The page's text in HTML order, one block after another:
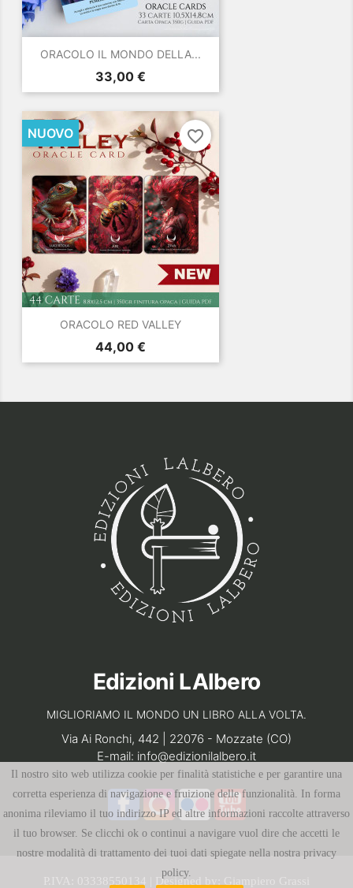
Il nostro sito web utilizza cookie per finalità statistiche e per garantire una
corretta esperienza di navigazione e fruizione delle funzionalità. In forma
anonima rileviamo il tuo indirizzo IP ed altre informazioni raccolte attraverso
il tuo browser. Se clicchi ok o continui a navigare vuol dire che accetti le
nostre modalità di trattamento dei tuoi dati spiegate nella nostra privacy
policy.
ORACOLO IL MONDO DELLA...
Prezzo
33,00 €
ORACOLO RED VALLEY
Prezzo
44,00 €
NUOVO favorite_border
Edizioni LAlbero
MIGLIORIAMO IL MONDO UN LIBRO ALLA VOLTA.
Via Ai Ronchi, 442 | 22076 - Mozzate (CO)
E-mail: info@edizionilalbero.it
P.IVA: 03338550134 | Designed by: